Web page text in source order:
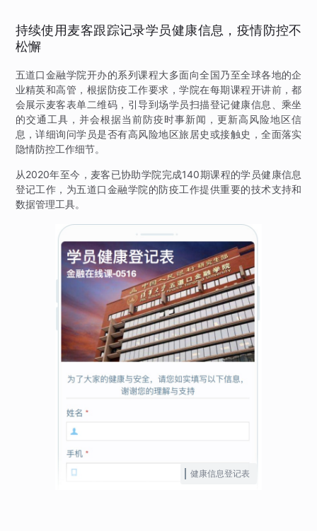
持续使用麦客跟踪记录学员健康信息，疫情防控不
松懈
五道口金融学院开办的系列课程大多面向全国乃至全球各地的企
业精英和高管，根据防疫工作要求，学院在每期课程开讲前，都
会展示麦客表单二维码，引导到场学员扫描登记健康信息、乘坐
的交通工具，并会根据当前防疫时事新闻，更新高风险地区信
息，详细询问学员是否有高风险地区旅居史或接触史，全面落实
隐情防控工作细节。
从2020年至今，麦客已协助学院完成140期课程的学员健康信息
登记工作，为五道口金融学院的防疫工作提供重要的技术支持和
数据管理工具。
健康信息登记表